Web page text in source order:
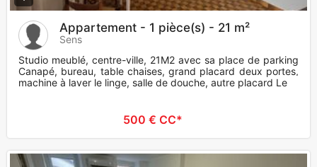
Appartement - 1 pièce(s) - 21 m²
Sens
Studio meublé, centre-ville, 21M2 avec sa place de parking
Canapé, bureau, table chaises, grand placard deux portes,
machine à laver le linge, salle de douche, autre placard Le l
500 € CC*